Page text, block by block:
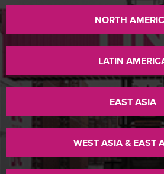
NORTH
LATIN
EAST ASIA
WEST ASIA & EAST